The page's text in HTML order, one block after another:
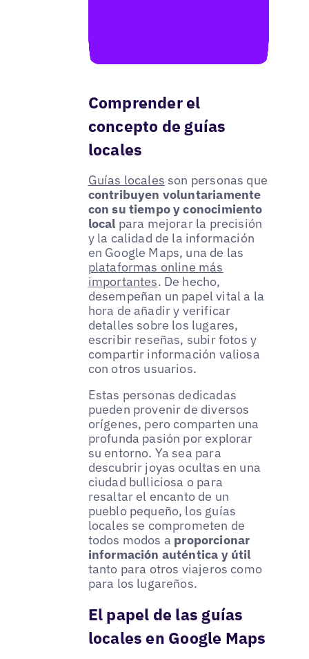
Comprender el
concepto de guías
locales
Guías locales son personas que
contribuyen voluntariamente
con su tiempo y conocimiento
local para mejorar la precisión
y la calidad de la información
en Google Maps, una de las
plataformas online más
importantes. De hecho,
desempeñan un papel vital a la
hora de añadir y verificar
detalles sobre los lugares,
escribir reseñas, subir fotos y
compartir información valiosa
con otros usuarios.
Estas personas dedicadas
pueden provenir de diversos
orígenes, pero comparten una
profunda pasión por explorar
su entorno. Ya sea para
descubrir joyas ocultas en una
ciudad bulliciosa o para
resaltar el encanto de un
pueblo pequeño, los guías
locales se comprometen de
todos modos a proporcionar
información auténtica y útil
tanto para otros viajeros como
para los lugareños.
El papel de las guías
locales en Google Maps